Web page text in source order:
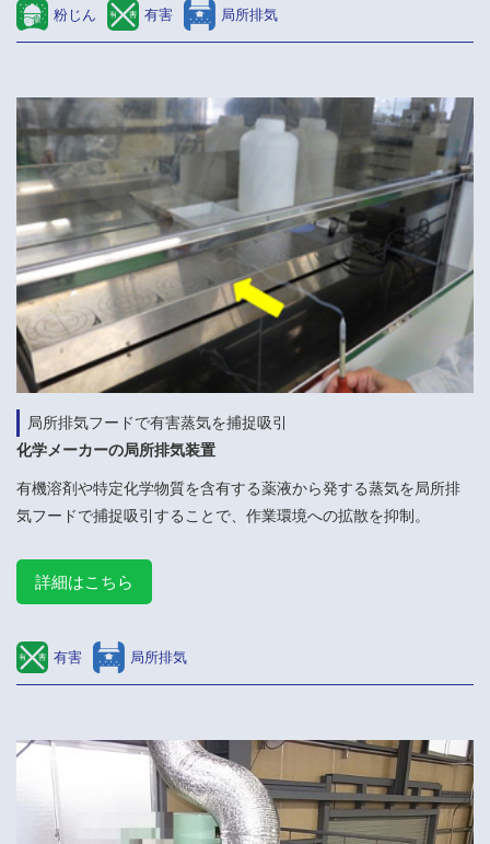
粉じん 有害 局所排気
局所排気フードで有害蒸気を捕捉吸引
化学メーカーの局所排気装置
有機溶剤や特定化学物質を含有する薬液から発する蒸気を局所排
気フードで捕捉吸引することで、作業環境への拡散を抑制。
詳細はこちら
有害 局所排気